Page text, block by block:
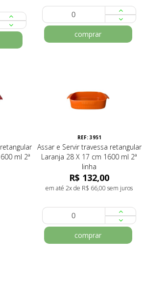
comprar
ml 2ª
REF: 3951
Assar e Servir travessa retangular
Laranja 28 X 17 cm 1600 ml 2ª
linha
R$ 132,00
em até 2x de R$ 66,00 sem juros
comprar